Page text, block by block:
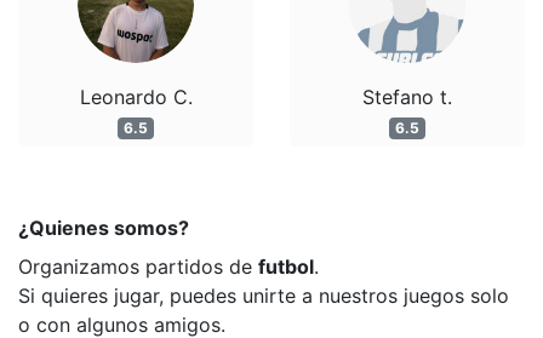
Leonardo C.
6.5
Stefano t.
6.5
¿Quienes somos?
Organizamos partidos de futbol.
Si quieres jugar, puedes unirte a nuestros juegos solo
o con algunos amigos.